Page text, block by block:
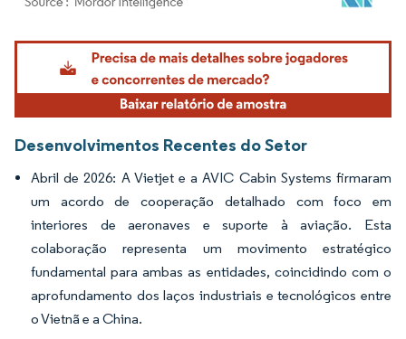
Imagem © Mordor Intelligence. O reuso requer atribuição conforme CC BY 4.0.
Desenvolvimentos Recentes do Setor
Abril de 2026: A Vietjet e a AVIC Cabin Systems firmaram
um acordo de cooperação detalhado com foco em
interiores de aeronaves e suporte à aviação. Esta
colaboração representa um movimento estratégico
fundamental para ambas as entidades, coincidindo com o
aprofundamento dos laços industriais e tecnológicos entre
o Vietnã e a China.